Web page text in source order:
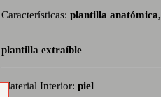
Características: plantilla anatómica,
plantilla extraíble
Material Interior: piel